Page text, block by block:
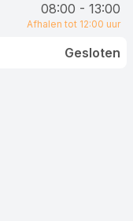
08:00 - 13:00
Afhalen tot 12:00 uur
Gesloten